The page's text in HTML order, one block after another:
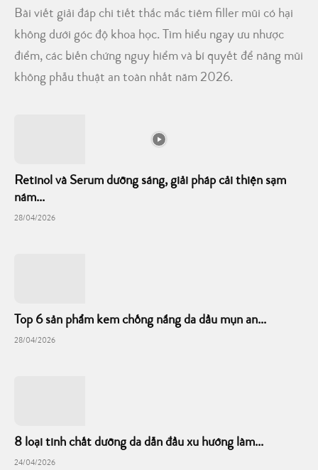
Bài viết giải đáp chi tiết thắc mắc tiêm filler mũi có hại
không dưới góc độ khoa học. Tìm hiểu ngay ưu nhược
điểm, các biến chứng nguy hiểm và bí quyết để nâng mũi
không phẫu thuật an toàn nhất năm 2026.
Retinol và Serum dưỡng sáng, giải pháp cải thiện sạm
nám...
28/04/2026
Top 6 sản phẩm kem chống nắng da dầu mụn an...
28/04/2026
8 loại tinh chất dưỡng da dẫn đầu xu hướng làm...
24/04/2026